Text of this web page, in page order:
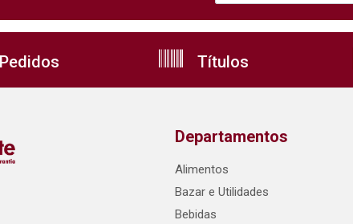
Títulos
Departamentos
Alimentos
Bazar e Utilidades
Bebidas